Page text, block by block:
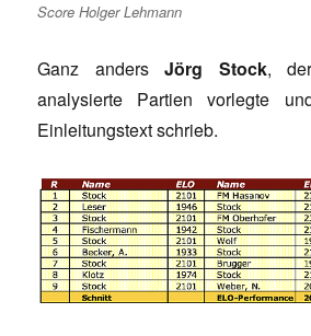
Score Holger Lehmann
Ganz andersJörg Stock,
analysierte Partien vorlegte
Einleitungstext schrieb.